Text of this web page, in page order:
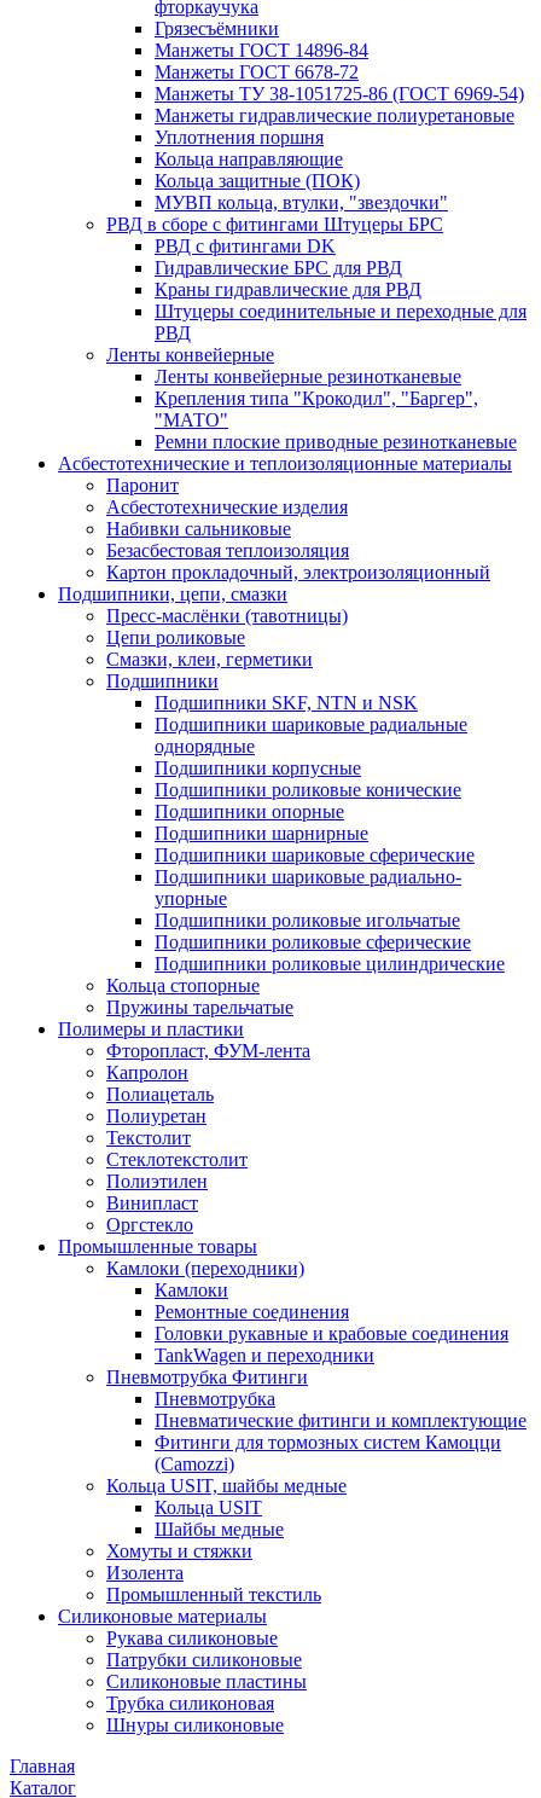
фторкаучука
Грязесъёмники
Манжеты ГОСТ 14896-84
Манжеты ГОСТ 6678-72
Манжеты ТУ 38-1051725-86 (ГОСТ 6969-54)
Манжеты гидравлические полиуретановые
Уплотнения поршня
Кольца направляющие
Кольца защитные (ПОК)
МУВП кольца, втулки, "звездочки"
РВД в сборе с фитингами Штуцеры БРС
РВД с фитингами DK
Гидравлические БРС для РВД
Краны гидравлические для РВД
Штуцеры соединительные и переходные для
РВД
Ленты конвейерные
Ленты конвейерные резинотканевые
Крепления типа "Крокодил", "Баргер",
"МАТО"
Ремни плоские приводные резинотканевые
Асбестотехнические и теплоизоляционные материалы
Паронит
Асбестотехнические изделия
Набивки сальниковые
Безасбестовая теплоизоляция
Картон прокладочный, электроизоляционный
Подшипники, цепи, смазки
Пресс-маслёнки (тавотницы)
Цепи роликовые
Смазки, клеи, герметики
Подшипники
Подшипники SKF, NTN и NSK
Подшипники шариковые радиальные
однорядные
Подшипники корпусные
Подшипники роликовые конические
Подшипники опорные
Подшипники шарнирные
Подшипники шариковые сферические
Подшипники шариковые радиально-
упорные
Подшипники роликовые игольчатые
Подшипники роликовые сферические
Подшипники роликовые цилиндрические
Кольца стопорные
Пружины тарельчатые
Полимеры и пластики
Фторопласт, ФУМ-лента
Капролон
Полиацеталь
Полиуретан
Текстолит
Стеклотекстолит
Полиэтилен
Винипласт
Оргстекло
Промышленные товары
Камлоки (переходники)
Камлоки
Ремонтные соединения
Головки рукавные и крабовые соединения
TankWagen и переходники
Пневмотрубка Фитинги
Пневмотрубка
Пневматические фитинги и комплектующие
Фитинги для тормозных систем Камоцци
(Camozzi)
Кольца USIT, шайбы медные
Кольца USIT
Шайбы медные
Хомуты и стяжки
Изолента
Промышленный текстиль
Силиконовые материалы
Рукава силиконовые
Патрубки силиконовые
Силиконовые пластины
Трубка силиконовая
Шнуры силиконовые
Главная
Каталог